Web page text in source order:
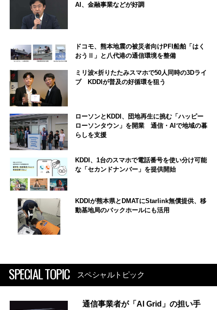
AI、金融事業などが好調
ドコモ、熊本地震の被災者向けPFI船舶「はく
おうⅡ」と八代港の通信環境を整備
ミリ波×折りたたみスマホで50人同時の3Dライ
ブ KDDIが普及の好循環を狙う
ローソンとKDDI、団地再生に挑む「ハッピー
ローソンタウン」を開業 通信・AIで地域の暮
らしを支援
KDDI、1台のスマホで電話番号を使い分け可能
な「セカンドナンバー」を提供開始
KDDIが熊本県とDMATにStarlink無償提供、移
動基地局のバックホールにも活用
SPECIAL TOPIC スペシャルトピック
通信事業者が「AI Grid」の担い手